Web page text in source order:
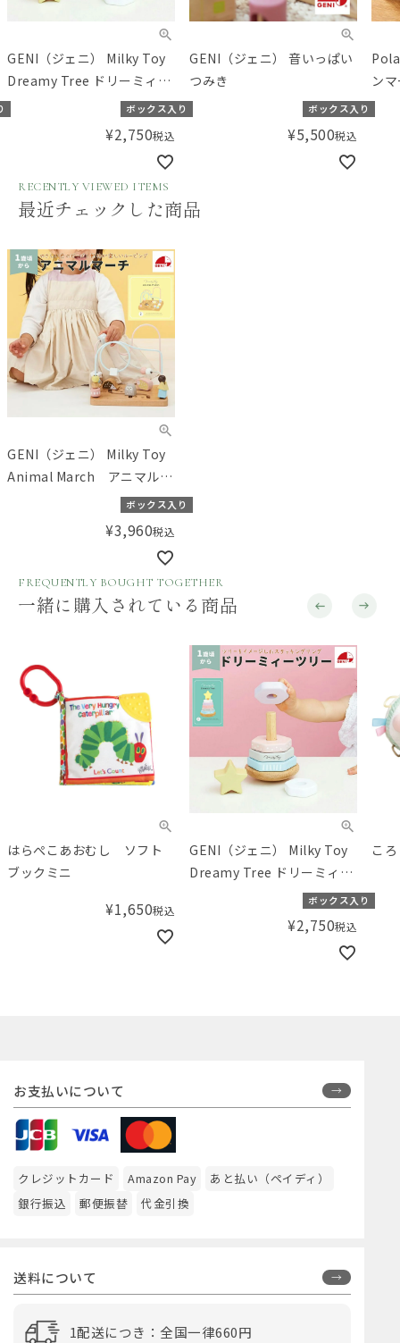
GENI（ジェニ） Milky Toy
Dreamy Tree ドリーミィー
ツリー
ボックス入り
¥2,750税込
GENI（ジェニ） 音いっぱい
つみき
ボックス入り
¥5,500税込
ン
RECENTLY VIEWED ITEMS
最近チェックした商品
GENI（ジェニ） Milky Toy
Animal March アニマルマ
ボックス入り
¥3,960税込
FREQUENTLY BOUGHT TOGETHER
一緒に購入されている商品
はらぺこあおむし ソフト
ブックミニ
¥1,650税込
GENI（ジェニ） Milky Toy
Dreamy Tree ドリーミィー
ボックス入り
¥2,750税込
こ
お支払いについて
クレジットカード Amazon Pay
あと払い（ペイディ）
銀行振込
郵便振替 代金引換
送料について
1配送につき：全国一律660円